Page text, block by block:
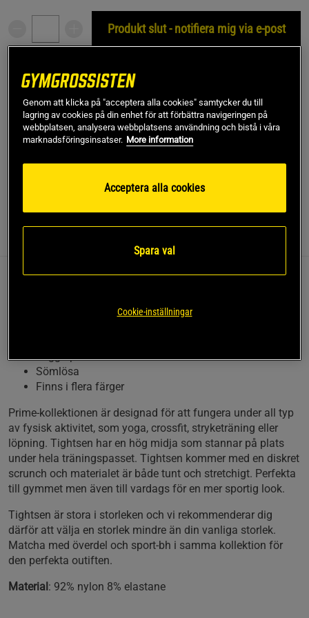
Produkt slut - notifiera mig via e-post
!
Denna produkt är tillfälligt slut i lager. Få en notifikation
när produkter åter finns i lager.
SKU #1687-92R | EAN7350121370715
Relode Prime Scrunch Tights – Höga tights som passar till
all form av träning!
Logga på baksidan
Sömlösa
Finns i flera färger
Prime-kollektionen är designad för att fungera under all typ
av fysisk aktivitet, som yoga, crossfit, stryketräning eller
löpning. Tightsen har en hög midja som stannar på plats
under hela träningspasset. Tightsen kommer med en diskret
scrunch och materialet är både tunt och stretchigt. Perfekta
till gymmet men även till vardags för en mer sportig look.
Tightsen är stora i storleken och vi rekommenderar dig
därför att välja en storlek mindre än din vanliga storlek.
Matcha med överdel och sport-bh i samma kollektion för
den perfekta outiften.
Material : 92% nylon 8% elastane
Genom att klicka på "acceptera alla cookies" samtycker du till
lagring av cookies på din enhet för att förbättra navigeringen på
webbplatsen, analysera webbplatsens användning och bistå i våra
marknadsföringsinsatser. More information
Acceptera alla cookies
Spara val
Cookie-inställningar